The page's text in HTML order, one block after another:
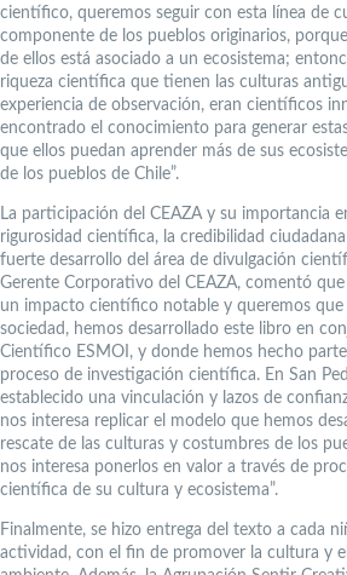
científico, queremos seguir con esta línea de
componente de los pueblos originarios,
de ellos está asociado a un ecosistema;
riqueza científica que tienen las culturas
experiencia de observación, eran científicos
encontrado el conocimiento para generar
que ellos puedan aprender más de sus
de los pueblos de Chile”.
La participación del CEAZA y su importancia
rigurosidad científica, la credibilidad
fuerte desarrollo del área de divulgación
Gerente Corporativo del CEAZA, comentó
un impacto científico notable y queremos
sociedad, hemos desarrollado este libro en
Científico ESMOI, y donde hemos hecho
proceso de investigación científica. En San
establecido una vinculación y lazos de
nos interesa replicar el modelo que hemos
rescate de las culturas y costumbres de los
nos interesa ponerlos en valor a través de
científica de su cultura y ecosistema”.
Finalmente, se hizo entrega del texto a cada
actividad, con el fin de promover la cultura y